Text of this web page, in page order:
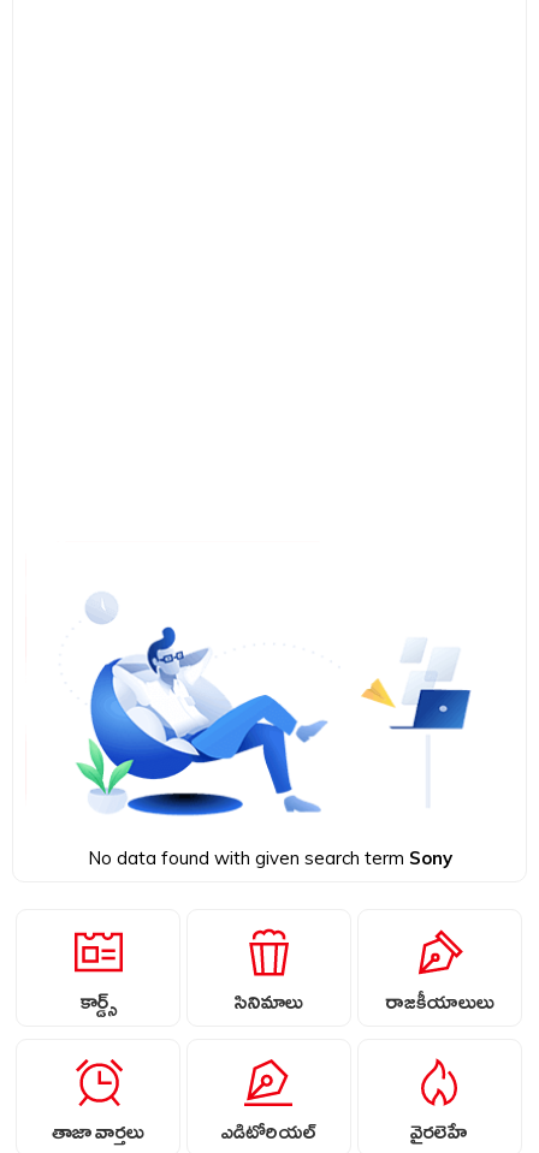
No data found with given search term Sony
కార్డ్స్ సినిమాలు రాజకీయాలులు
తాజా వార్తలు ఎడిటోరియల్ వైరలెహే